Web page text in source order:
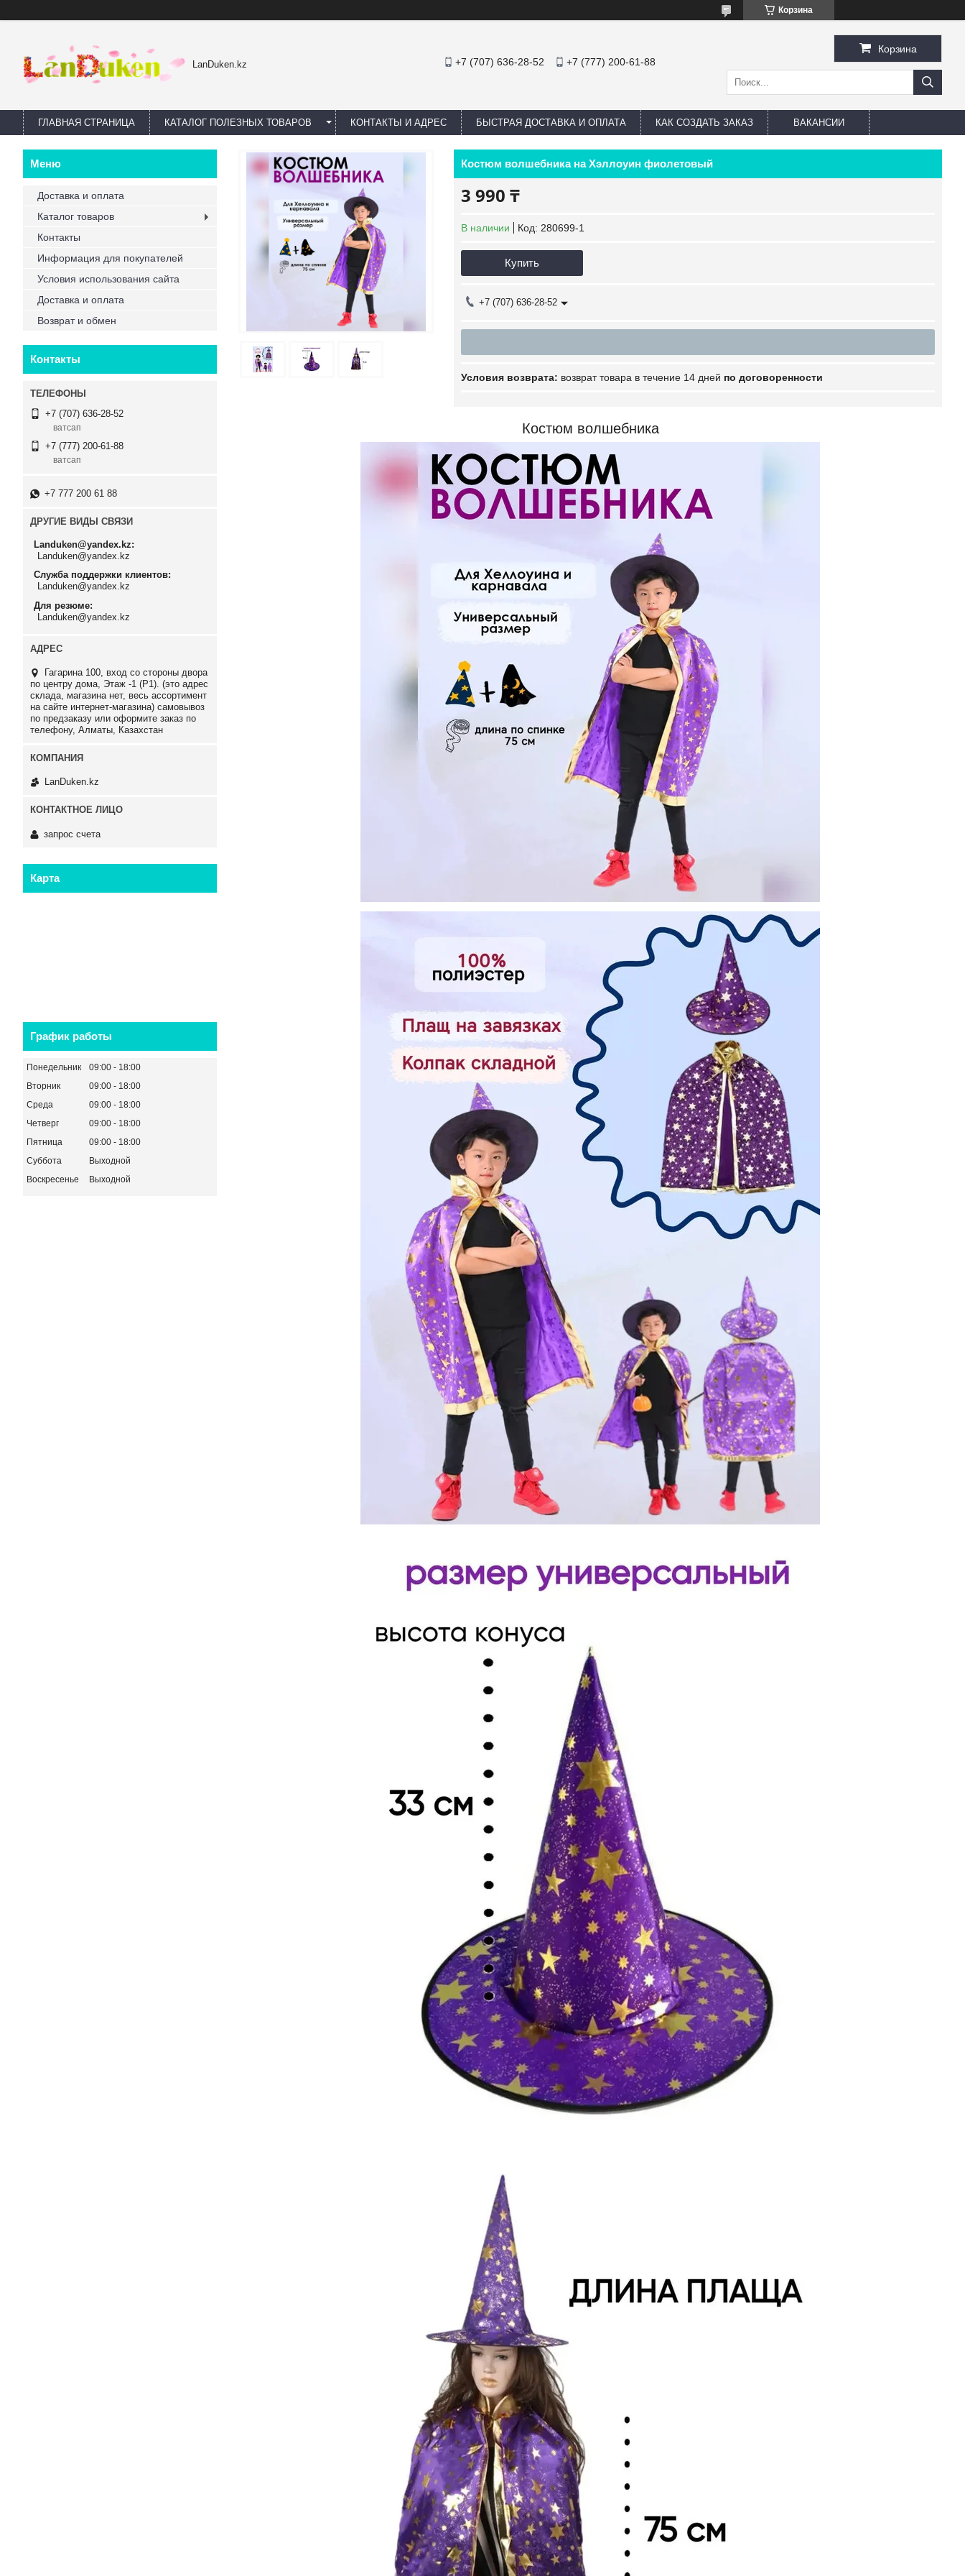
Корзина
LanDuken.kz +7 (707) 636-28-52 +7 (777) 200-61-88
Корзина
ГЛАВНАЯ СТРАНИЦА КАТАЛОГ ПОЛЕЗНЫХ ТОВАРОВ КОНТАКТЫ И АДРЕС БЫСТРАЯ ДОСТАВКА И ОПЛАТА КАК СОЗДАТЬ ЗАКАЗ ВАКАНСИИ
Костюм волшебника на Хэллоуин фиолетовый
3 990 ₸
В наличии Код: 280699-1
Купить
+7 (707) 636-28-52
возврат товара в течение 14 дней по договоренности
Костюм волшебника
Доставка и оплата
Каталог товаров
Контакты
Информация для покупателей
Условия использования сайта
Доставка и оплата
Возврат и обмен
Контакты
+7 (707) 636-28-52
ватсап
+7 (777) 200-61-88
ватсап
+7 777 200 61 88
ДРУГИЕ ВИДЫ СВЯЗИ
Landuken@yandex.kz
Landuken@yandex.kz
Служба поддержки клиентов
Landuken@yandex.kz
Для резюме
Landuken@yandex.kz
Гагарина 100, вход со стороны двора
по центру дома, Этаж -1 (P1). (это адрес
склада, магазина нет, весь ассортимент
на сайте интернет-магазина) самовывоз
по предзаказу или оформите заказ по
телефону, Алматы, Казахстан
LanDuken.kz
запрос счета
Карта
График работы
Понедельник 09:00
18:00
Вторник
09:00
18:00
Среда
09:00
18:00
Четверг
09:00
18:00
Пятница
09:00
18:00
Суббота
Выходной
Воскресенье
Выходной